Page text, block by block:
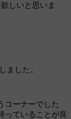
しいと思いま
ました。
コーナーでした
っていることが良